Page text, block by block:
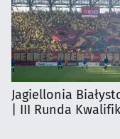
Jagiellonia
| III Runda